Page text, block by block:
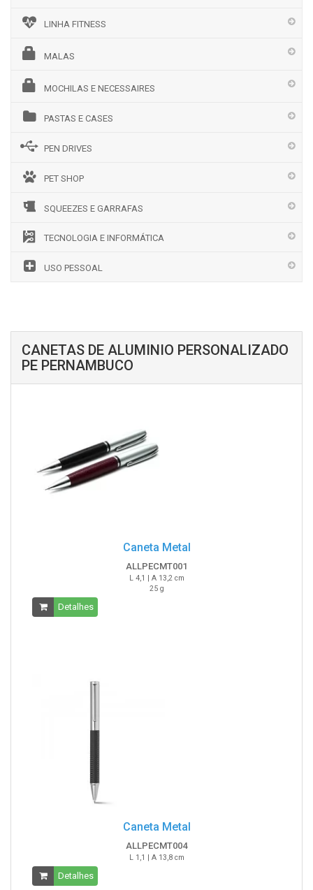
LINHA FITNESS
MALAS
MOCHILAS E NECESSAIRES
PASTAS E CASES
PEN DRIVES
PET SHOP
SQUEEZES E GARRAFAS
TECNOLOGIA E INFORMÁTICA
USO PESSOAL
CANETAS DE ALUMINIO PERSONALIZADO
PE PERNAMBUCO
Caneta Metal
ALLPECMT001
L 4,1 | A 13,2 cm
25 g
Detalhes
Caneta Metal
ALLPECMT004
L 1,1 | A 13,8 cm
Detalhes